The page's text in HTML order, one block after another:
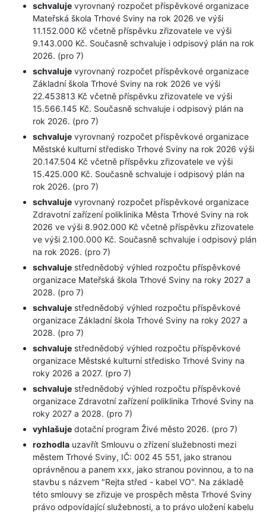
schvaluje vyrovnaný rozpočet příspěvkové organizace
Mateřská škola Trhové Sviny na rok 2026 ve výši
11.152.000 Kč včetně příspěvku zřizovatele ve výši
9.143.000 Kč. Současně schvaluje i odpisový plán na rok
2026. (pro 7)
schvaluje vyrovnaný rozpočet příspěvkové organizace
Základní škola Trhové Sviny na rok 2026 ve výši
22.453813 Kč včetně příspěvku zřizovatele ve výši
15.566.145 Kč. Současně schvaluje i odpisový plán na
rok 2026. (pro 7)
schvaluje vyrovnaný rozpočet příspěvkové organizace
Městské kulturní středisko Trhové Sviny na rok 2026 výši
20.147.504 Kč včetně příspěvku zřizovatele ve výši
15.425.000 Kč. Současně schvaluje i odpisový plán na
rok 2026. (pro 7)
schvaluje vyrovnaný rozpočet příspěvkové organizace
Zdravotní zařízení poliklinika Města Trhové Sviny na rok
2026 ve výši 8.902.000 Kč včetně příspěvku zřizovatele
ve výši 2.100.000 Kč. Současně schvaluje i odpisový plán
na rok 2026. (pro 7)
schvaluje střednědobý výhled rozpočtu příspěvkové
organizace Mateřská škola Trhové Sviny na roky 2027 a
2028. (pro 7)
schvaluje střednědobý výhled rozpočtu příspěvkové
organizace Základní škola Trhové Sviny na roky 2027 a
2028. (pro 7)
schvaluje střednědobý výhled rozpočtu příspěvkové
organizace Městské kulturní středisko Trhové Sviny na
roky 2026 a 2027. (pro 7)
schvaluje střednědobý výhled rozpočtu příspěvkové
organizace Zdravotní zařízení poliklinika Trhové Sviny na
roky 2027 a 2028. (pro 7)
vyhlašuje dotační program Živé město 2026. (pro 7)
rozhodla uzavřít Smlouvu o zřízení služebnosti mezi
městem Trhové Sviny, IČ: 002 45 551, jako stranou
oprávněnou a panem xxx, jako stranou povinnou, a to na
stavbu s názvem "Rejta střed - kabel VO". Na základě
této smlouvy se zřizuje ve prospěch města Trhové Sviny
právo odpovídající služebnosti, a to právo uložení kabelu